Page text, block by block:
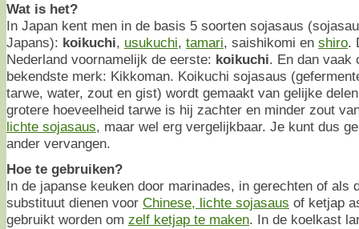
Wat is het?
In Japan kent men in de basis 5 soorten sojasaus
Japans): koikuchi, usukuchi, tamari, saishikomi en shiro.
Nederland voornamelijk de eerste: koikuchi. En dan vaak
bekendste merk: Kikkoman. Koikuchi sojasaus
tarwe, water, zout en gist) wordt gemaakt van gelijke
grotere hoeveelheid tarwe is hij zachter en minder zout
lichte sojasaus, maar wel erg vergelijkbaar. Je kunt dus
ander vervangen.
Hoe te gebruiken?
In de japanse keuken door marinades, in gerechten of als
substituut dienen voor Chinese, lichte sojasaus of ketjap
gebruikt worden om zelf ketjap te maken. In de koelkast